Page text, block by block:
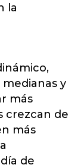
la
y
más
crezcan de
más
de